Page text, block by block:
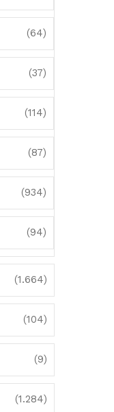
(64)
(37)
(114)
(87)
(934)
(94)
(1.664)
(104)
(9)
(1.284)